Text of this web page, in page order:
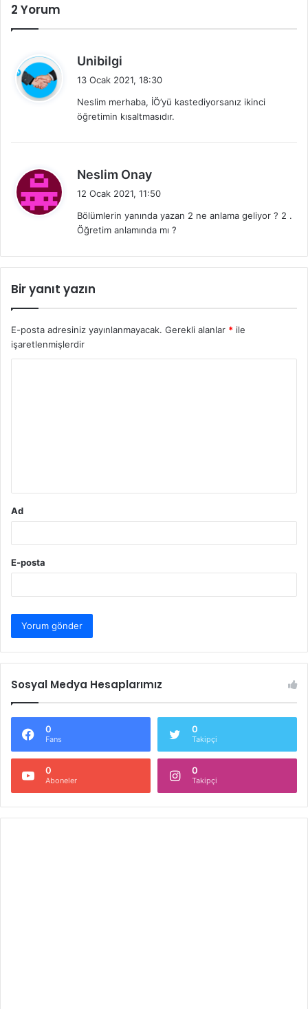
2 Yorum
Unibilgi
i
k
13 Ocak 2021, 18:30
Neslim merhaba, İÖ’yü kastediyorsanız ikinci
öğretimin kısaltmasıdır.
Neslim Onay
i
k
:
12 Ocak 2021, 11:50
Bölümlerin yanında yazan 2 ne anlama geliyor ? 2 .
Öğretim anlamında mı ?
Bir yanıt yazın
E-posta adresiniz yayınlanmayacak. Gerekli alanlar * ile
işaretlenmişlerdir
Ad
E-posta
Sosyal Medya Hesaplarımız
0
Fans
0
Takipçi
0
Aboneler
0
Takipçi